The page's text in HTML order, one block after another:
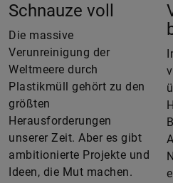
Schnauze voll
Die massive
Verunreinigung der
Weltmeere durch
Plastikmüll gehört zu den
größten
Herausforderungen
unserer Zeit. Aber es gibt
ambitionierte Projekte und
Ideen, die Mut machen.